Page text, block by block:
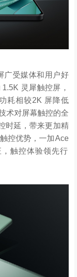
广受媒体和用户好
1.5K 灵犀触控屏 ，
耗相较2K 屏降低
术对屏幕触控的全
时延，带来更加精
触控优势 ，一加Ace
，触控体验领先行